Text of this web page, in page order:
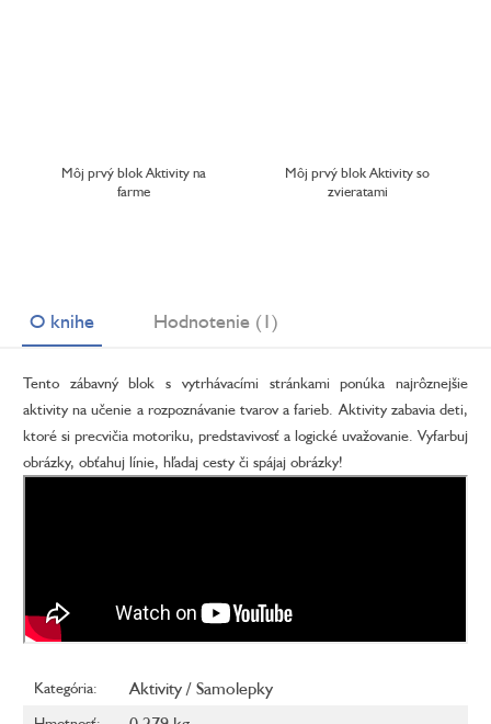
Môj prvý blok Aktivity na
farme
Môj prvý blok Aktivity so
zvieratami
O knihe Hodnotenie (1)
Tento zábavný blok s vytrhávacími stránkami ponúka najrôznejšie
aktivity na učenie a rozpoznávanie tvarov a farieb. Aktivity zabavia deti,
ktoré si precvičia motoriku, predstavivosť a logické uvažovanie. Vyfarbuj
obrázky, obťahuj línie, hľadaj cesty či spájaj obrázky!
Kategória: Aktivity / Samolepky